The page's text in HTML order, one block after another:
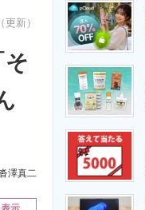
経営リーダーのコミュニティ
製造業のIT導入・活用を支援
エネルギーの専門メディア
新）
澤真二